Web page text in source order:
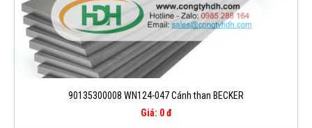
90135300008 WN124-047 Cánh than BECKER
Giá: 0 đ